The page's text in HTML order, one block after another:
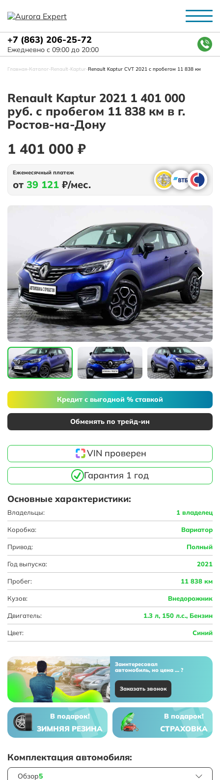
+7 (863) 206-25-72
Ежедневно с 09:00 до 20:00
Главная-Каталог-Renault-Kaptur-Renault Kaptur CVT 2021 с пробегом 11 838 км
Renault Kaptur 2021 1 401 000
руб. с пробегом 11 838 км в г.
Ростов-на-Дону
1 401 000 ₽
Ежемесячный платеж
от 39 121 ₽/мес.
Кредит с выгодной % ставкой
Обменять по трейд-ин
VIN проверен
Гарантия 1 год
Основные характеристики:
Владельцы: 1 владелец
Коробка: Вариатор
Привод: Полный
Год выпуска: 2021
Пробег: 11 838 км
Кузов: Внедорожник
Двигатель: 1.3 л, 150 л.с., Бензин
Цвет: Синий
Заинтересовал
автомобиль, но цена ... ?
Заказать звонок
В подарок!
ЗИМНЯЯ РЕЗИНА
В подарок!
СТРАХОВКА
Комплектация автомобиля:
Обзор5